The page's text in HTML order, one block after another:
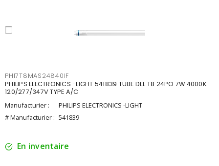
PHI7T8MAS24840IF
PHILIPS ELECTRONICS -LIGHT 541839 TUBE DEL T8 24PO 7W 4000K
120/277/347V TYPE A/C
Manufacturier :
PHILIPS ELECTRONICS -LIGHT
# Manufacturier : 541839
En inventaire